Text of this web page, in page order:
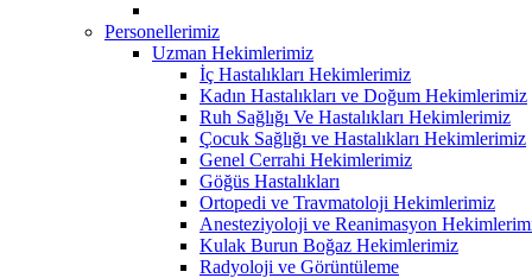
Personellerimiz
Uzman Hekimlerimiz
İç Hastalıkları Hekimlerimiz
Kadın Hastalıkları ve Doğum Hekimlerimiz
Ruh Sağlığı Ve Hastalıkları Hekimlerimiz
Çocuk Sağlığı ve Hastalıkları Hekimlerimiz
Genel Cerrahi Hekimlerimiz
Göğüs Hastalıkları
Ortopedi ve Travmatoloji Hekimlerimiz
Anesteziyoloji ve Reanimasyon
Kulak Burun Boğaz Hekimlerimiz
Radyoloji ve Görüntüleme